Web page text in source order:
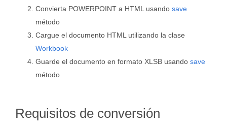
Convierta POWERPOINT a HTML usando save
método
Cargue el documento HTML utilizando la clase
Workbook
Guarde el documento en formato XLSB usando save
método
Requisitos de conversión